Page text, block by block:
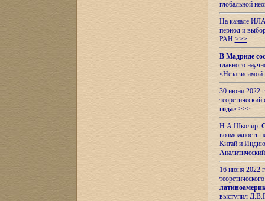
глобальной
На канале
период и
РАН >>>
В Мадриде
главного
«Независимой
30 июня 2022
года» >>>
Н.А.Школяр.
возможность
Китай и
16 июня 2022
выступил